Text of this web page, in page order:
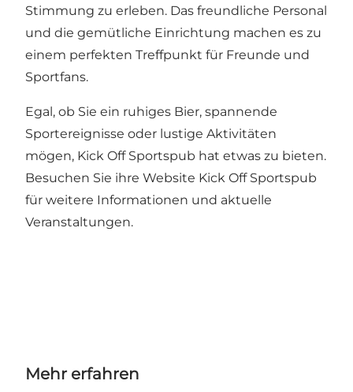
Stimmung zu erleben. Das freundliche Personal
und die gemütliche Einrichtung machen es zu
einem perfekten Treffpunkt für Freunde und
Sportfans.
Egal, ob Sie ein ruhiges Bier, spannende
Sportereignisse oder lustige Aktivitäten
mögen, Kick Off Sportspub hat etwas zu bieten.
Besuchen Sie ihre Website Kick Off Sportspub
für weitere Informationen und aktuelle
Veranstaltungen.
Mehr erfahren